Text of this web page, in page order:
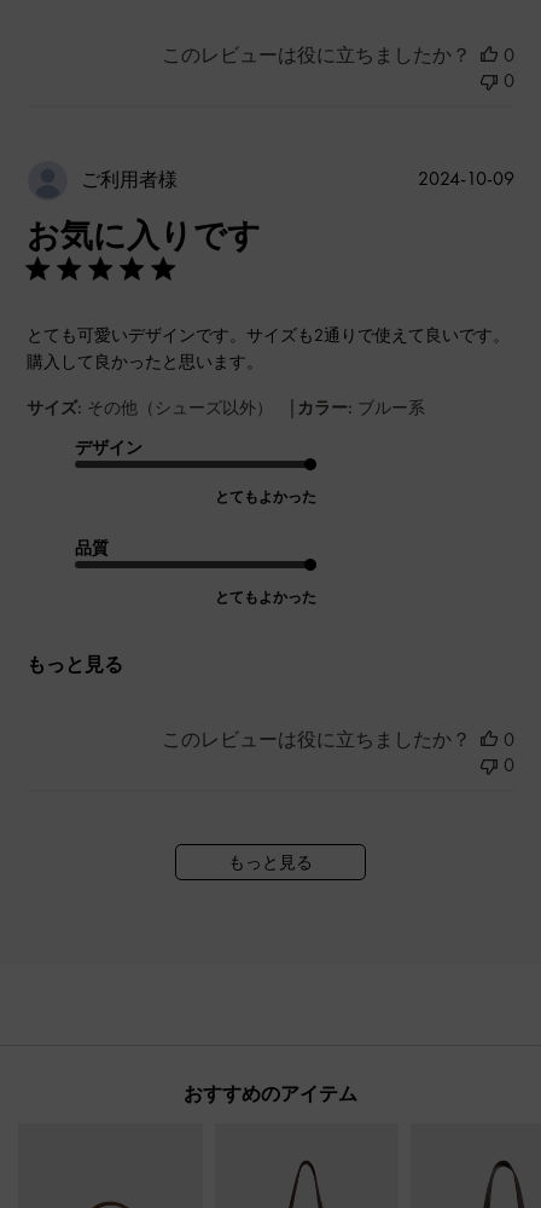
このレビューは役に立ちましたか？
0
0
ご利用者様
お気に入りです
とても可愛いデザインです。サイズも2通りで使えて良いです。
購入して良かったと思います。
サイズ: その他（シューズ以外） | カラー: ブルー系
デザイン
とてもよかった
品質
とてもよかった
もっと見る
公
2024-10-09
このレビューは役に立ちましたか？
0
0
もっと見る
おすすめのアイテム